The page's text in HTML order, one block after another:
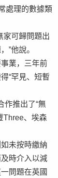
處理的數據類
家可歸問題出
”他說。
業，三年前
“罕見、短暫
作推出了“無
Three、埃森
未按時繳納
時介入以減
問題在英國